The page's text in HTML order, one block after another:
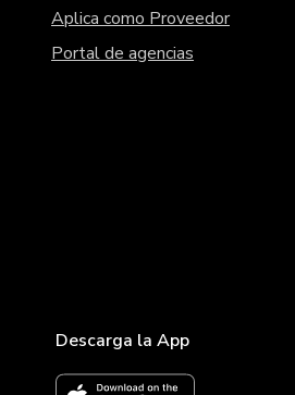
Aplica como Proveedor
Portal de agencias
Descarga la App